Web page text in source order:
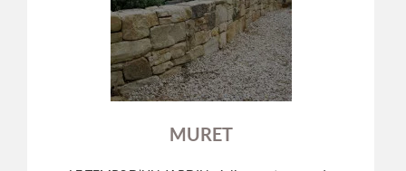
MURET